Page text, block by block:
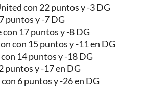
con 22 puntos y -3 DG
puntos y -7 DG
17 puntos y -8 DG
con 15 puntos y -11 en DG
14 puntos y -18 DG
puntos y -17 en DG
6 puntos y -26 en DG